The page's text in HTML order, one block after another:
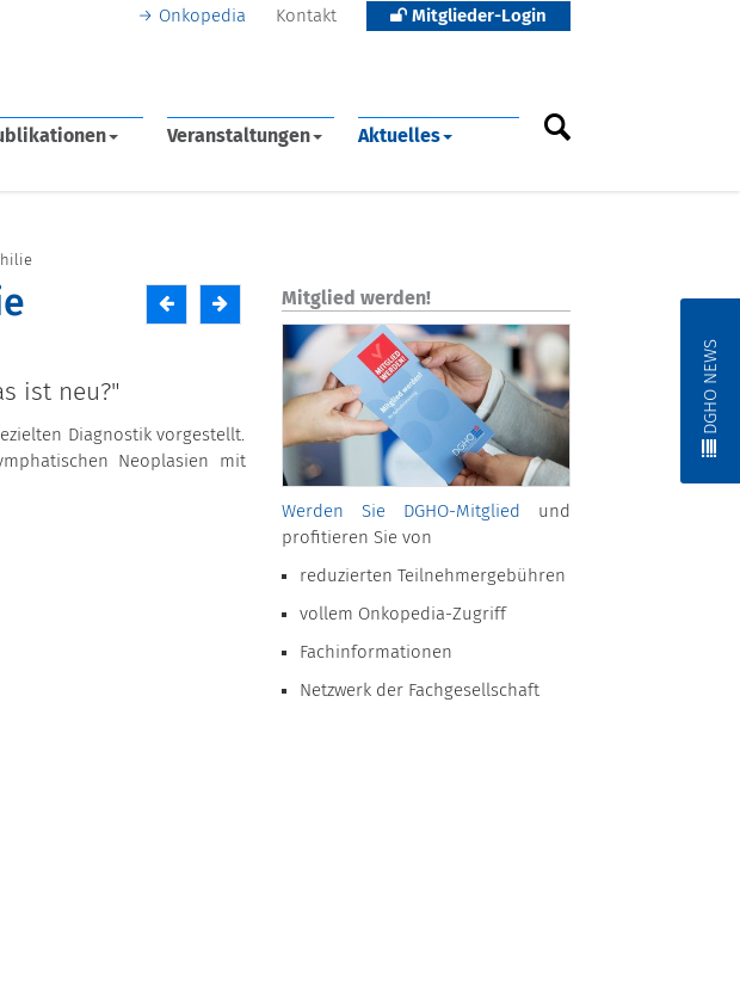
Onkopedia Kontakt Mitglieder-Login
Veranstaltungen Aktuelles
DGHO NEWS
ist neu?"
Diagnostik vorgestellt.
Neoplasien mit
Mitglied werden!
Werden Sie DGHO-Mitglied
und
profitieren Sie von
reduzierten Teilnehmergebühren
vollem Onkopedia-Zugriff
Fachinformationen
Netzwerk der Fachgesellschaft